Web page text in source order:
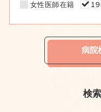
女性医師在籍
病院
検